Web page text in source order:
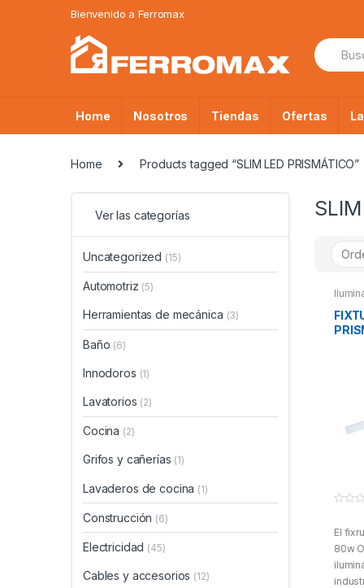
Bienvenido a Ferromax
de:
Home Nosotros Tiendas Ofertas
Home Products tagged “SLIM LED PRISMÁTICO”
u
r
a
d
e
El
80w
Ver las categorías
Uncategorized (15)
Automotriz (5)
Herramientas de mecánica (3)
Baño (6)
Innodoros (1)
Lavatorios (2)
Cocina (2)
Grifos y cañerías (1)
Lavaderos de cocina (1)
Construcción (6)
Electricidad (45)
Cables y accesorios (12)